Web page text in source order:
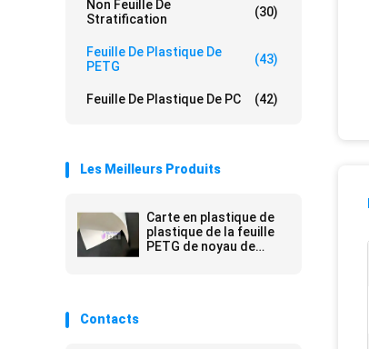
Non Feuille De
Stratification
(30)
Feuille De Plastique De
PETG
(43)
Feuille De Plastique De PC (42)
Les Meilleurs Produits
Carte en plastique de
plastique de la feuille
PETG de noyau de
Contacts